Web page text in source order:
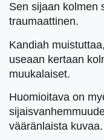
Sen sijaan kolmen
traumaattinen.
Kandiah
useaan kertaan
muukalaiset.
Huomioitava on
vääränlaista kuvaa.